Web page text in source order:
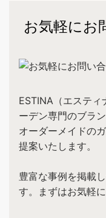
お気軽にお
ESTINA（エステ
ーデン専門のブラン
オーダーメイドの
提案いたします。
豊富な事例を掲載
す。まずはお気軽